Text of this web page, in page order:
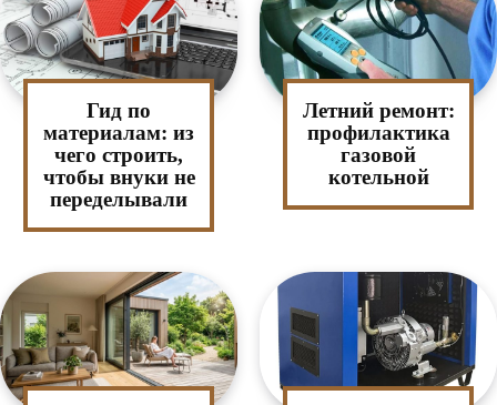
Гид по
материалам: из
чего строить,
чтобы внуки не
переделывали
Летний ремонт:
профилактика
газовой
котельной